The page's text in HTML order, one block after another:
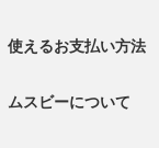
使えるお支払い方法
ムスビーについて